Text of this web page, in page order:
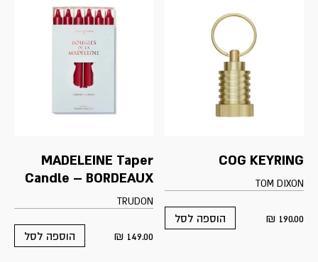
COG KEYRING
TOM DIXON
190.00
₪ הוספה לסל
MADELEINE Taper
Candle – BORDEAUX
TRUDON
149.00
₪ הוספה לסל